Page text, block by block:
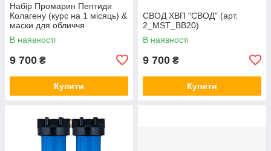
Набір Промарин Пептиди
Колагену (курс на 1 місяць) &
маски для обличчя
біоцелюлозні Skin Harmony
(5 саше)
В наявності
9 700 ₴
Купити
СВОД ХВП "СВОД" (арт.
2_MST_BB20)
В наявності
9 700 ₴
Купити